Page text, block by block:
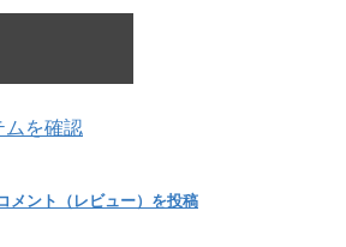
ムを確認
メント（レビュー）を投稿